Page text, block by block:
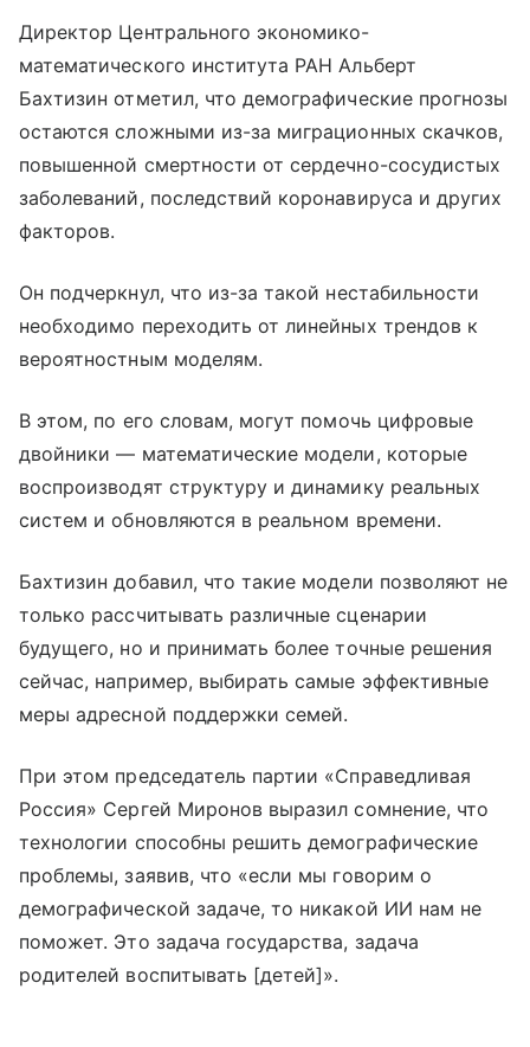
Директор Центрального экономико-
математического института РАН Альберт
Бахтизин отметил, что демографические прогнозы
остаются сложными из-за миграционных скачков,
повышенной смертности от сердечно-сосудистых
заболеваний, последствий коронавируса и других
факторов.
Он подчеркнул, что из-за такой нестабильности
необходимо переходить от линейных трендов к
вероятностным моделям.
В этом, по его словам, могут помочь цифровые
двойники — математические модели, которые
воспроизводят структуру и динамику реальных
систем и обновляются в реальном времени.
Бахтизин добавил, что такие модели позволяют не
только рассчитывать различные сценарии
будущего, но и принимать более точные решения
сейчас, например, выбирать самые эффективные
меры адресной поддержки семей.
При этом председатель партии «Справедливая
Россия» Сергей Миронов выразил сомнение, что
технологии способны решить демографические
проблемы, заявив, что «если мы говорим о
демографической задаче, то никакой ИИ нам не
поможет. Это задача государства, задача
родителей воспитывать [детей]».